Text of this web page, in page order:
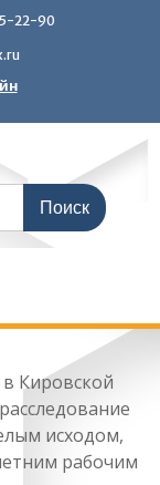
22-90
Кировской
исходом,
рабочим